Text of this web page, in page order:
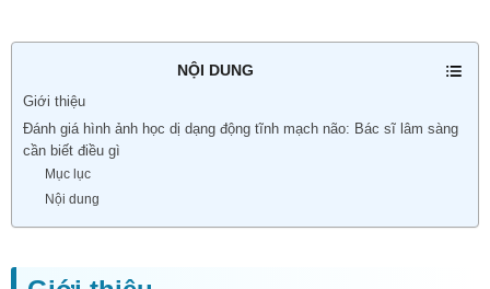
NỘI DUNG
Giới thiệu
Đánh giá hình ảnh học dị dạng động tĩnh mạch não: Bác sĩ lâm sàng
cần biết điều gì
Mục lục
Nội dung